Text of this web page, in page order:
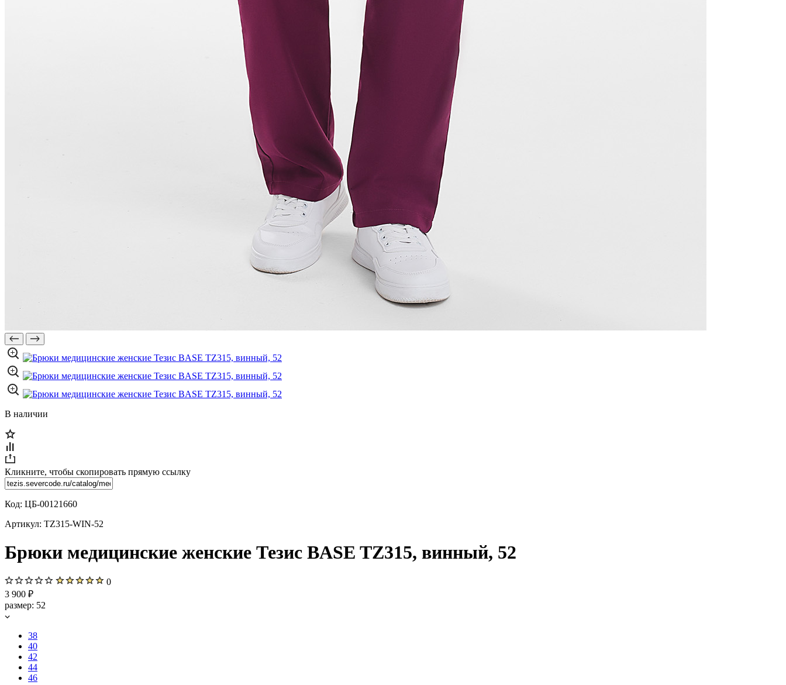
В наличии
Кликните, чтобы скопировать прямую ссылку
Код: ЦБ-00121660
Артикул: TZ315-WIN-52
Брюки медицинские женские Тезис BASE TZ315, винный, 52
0
3 900 ₽
размер: 52
38
40
42
44
46